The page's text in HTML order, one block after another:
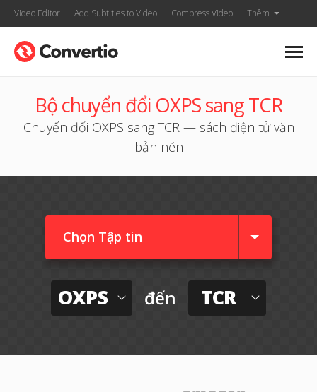
Video Editor Add Subtitles to Video Compress Video Thêm
Bộ chuyển đổi OXPS sang TCR
Chuyển đổi OXPS sang TCR — sách điện tử văn
bản nén
Chọn Tập tin
OXPS đến TCR